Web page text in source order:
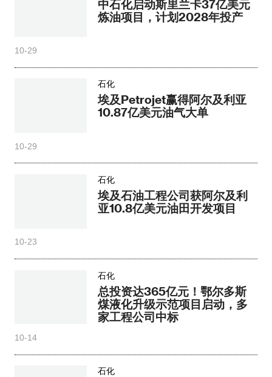
中石化启动斯里兰卡37亿美元
炼油项目，计划2028年投产
10-29
石化
埃及Petrojet赢得阿尔及利亚
10.87亿美元油气大单
10-29
石化
埃及石油工程公司获阿尔及利
亚10.8亿美元油田开发项目
10-23
石化
总投资达365亿元！鄂尔多斯
煤液化升级示范项目启动，多
家工程公司中标
10-14
石化